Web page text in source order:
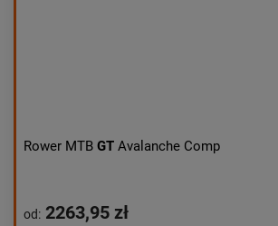
Rower MTB GT Avalanche Comp
od: 2263,95 zł